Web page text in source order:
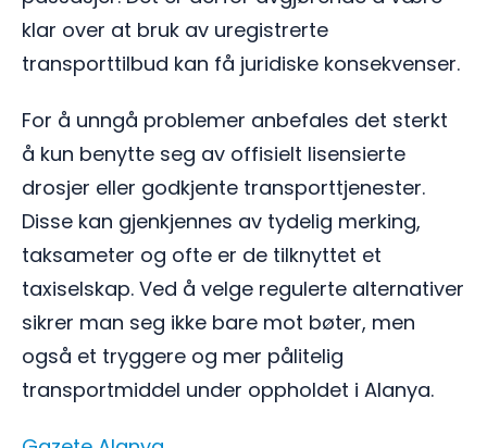
klar over at bruk av uregistrerte
transporttilbud kan få juridiske konsekvenser.
For å unngå problemer anbefales det sterkt
å kun benytte seg av offisielt lisensierte
drosjer eller godkjente transporttjenester.
Disse kan gjenkjennes av tydelig merking,
taksameter og ofte er de tilknyttet et
taxiselskap. Ved å velge regulerte alternativer
sikrer man seg ikke bare mot bøter, men
også et tryggere og mer pålitelig
transportmiddel under oppholdet i Alanya.